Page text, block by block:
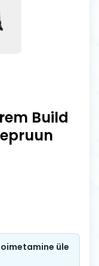
Build
üle